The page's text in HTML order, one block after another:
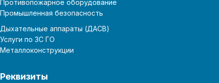
Противопожарное оборудование
Промышленная безопасность
Дыхательные аппараты (ДАСВ)
Услуги по ЗС ГО
Металлоконструкции
Реквизиты